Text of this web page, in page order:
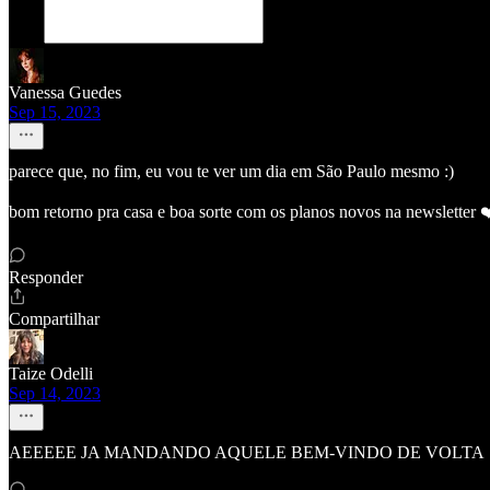
Vanessa Guedes
Sep 15, 2023
parece que, no fim, eu vou te ver um dia em São Paulo mesmo :)
bom retorno pra casa e boa sorte com os planos novos na
Responder
Compartilhar
Taize Odelli
Sep 14, 2023
AEEEEE JA MANDANDO AQUELE BEM-VINDO DE VOLTA